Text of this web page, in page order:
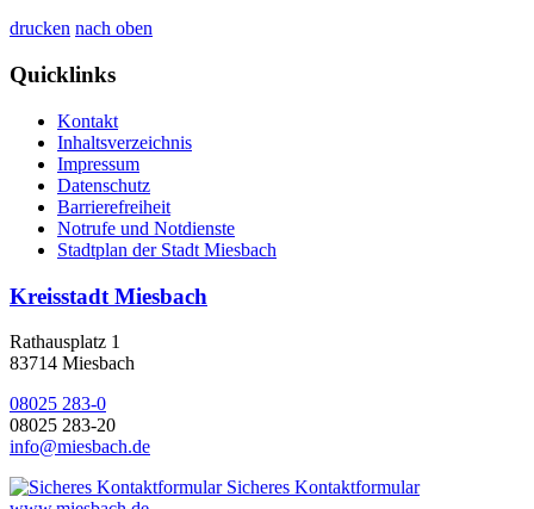
drucken nach oben
Quicklinks
Kontakt
Inhaltsverzeichnis
Impressum
Datenschutz
Barrierefreiheit
Notrufe und Notdienste
Stadtplan der Stadt Miesbach
Kreisstadt Miesbach
Rathausplatz 1
83714 Miesbach
08025 283-0
08025 283-20
info@miesbach.de
Sicheres Kontaktformular